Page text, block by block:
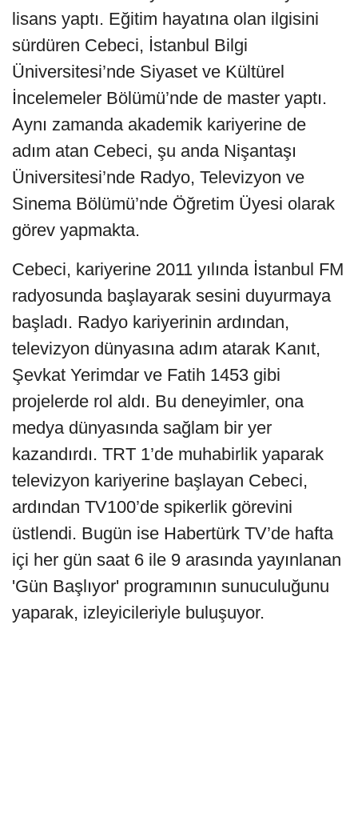
lisans yaptı. Eğitim hayatına olan ilgisini
sürdüren Cebeci, İstanbul Bilgi
Üniversitesi’nde Siyaset ve Kültürel
İncelemeler Bölümü’nde de master yaptı.
Aynı zamanda akademik kariyerine de
adım atan Cebeci, şu anda Nişantaşı
Üniversitesi’nde Radyo, Televizyon ve
Sinema Bölümü’nde Öğretim Üyesi olarak
görev yapmakta.
Cebeci, kariyerine 2011 yılında İstanbul FM
radyosunda başlayarak sesini duyurmaya
başladı. Radyo kariyerinin ardından,
televizyon dünyasına adım atarak Kanıt,
Şevkat Yerimdar ve Fatih 1453 gibi
projelerde rol aldı. Bu deneyimler, ona
medya dünyasında sağlam bir yer
kazandırdı. TRT 1’de muhabirlik yaparak
televizyon kariyerine başlayan Cebeci,
ardından TV100’de spikerlik görevini
üstlendi. Bugün ise Habertürk TV’de hafta
içi her gün saat 6 ile 9 arasında yayınlanan
'Gün Başlıyor' programının sunuculuğunu
yaparak, izleyicileriyle buluşuyor.